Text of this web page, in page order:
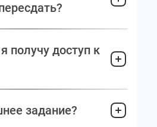
получу доступ к
задание?